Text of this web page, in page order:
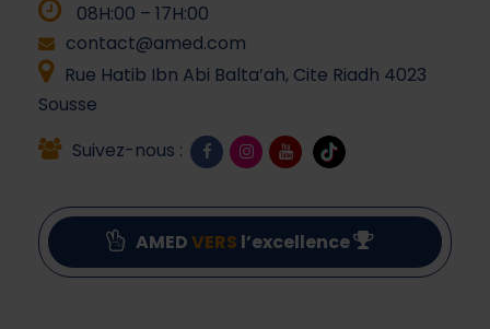
08H:00 – 17H:00
contact@amed.com
Rue Hatib Ibn Abi Balta’ah, Cite Riadh 4023
Sousse
Suivez-nous :
AMEDVERS l’excellence